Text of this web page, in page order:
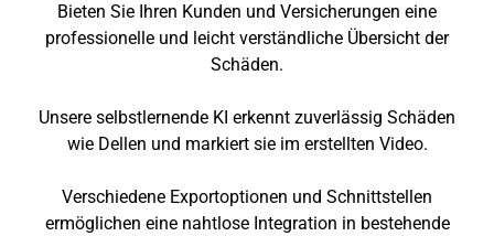
Bieten Sie Ihren Kunden und Versicherungen eine
professionelle und leicht verständliche Übersicht der
Schäden.
Unsere selbstlernende KI erkennt zuverlässig Schäden
wie Dellen und markiert sie im erstellten Video.
Verschiedene Exportoptionen und Schnittstellen
ermöglichen eine nahtlose Integration in bestehende